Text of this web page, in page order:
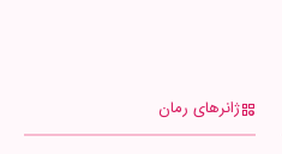
ژانرهای رمان